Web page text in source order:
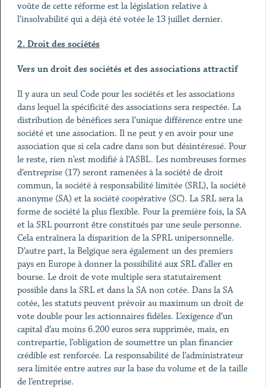
voûte de cette réforme est la législation relative à
l’insolvabilité qui a déjà été votée le 13 juillet dernier.
2. Droit des sociétés
Vers un droit des sociétés et des associations attractif
Il y aura un seul Code pour les sociétés et les associations
dans lequel la spécificité des associations sera respectée. La
distribution de bénéfices sera l’unique différence entre une
société et une association. Il ne peut y en avoir pour une
association que si cela cadre dans son but désintéressé. Pour
le reste, rien n’est modifié à l’ASBL. Les nombreuses formes
d’entreprise (17) seront ramenées à la société de droit
commun, la société à responsabilité limitée (SRL), la société
anonyme (SA) et la société coopérative (SC). La SRL sera la
forme de société la plus flexible. Pour la première fois, la SA
et la SRL pourront être constitués par une seule personne.
Cela entraînera la disparition de la SPRL unipersonnelle.
D’autre part, la Belgique sera également un des premiers
pays en Europe à donner la possibilité aux SRL d’aller en
bourse. Le droit de vote multiple sera statutairement
possible dans la SRL et dans la SA non cotée. Dans la SA
cotée, les statuts peuvent prévoir au maximum un droit de
vote double pour les actionnaires fidèles. L’exigence d’un
capital d’au moins 6.200 euros sera supprimée, mais, en
contrepartie, l’obligation de soumettre un plan financier
crédible est renforcée. La responsabilité de l’administrateur
sera limitée entre autres sur la base du volume et de la taille
de l’entreprise.